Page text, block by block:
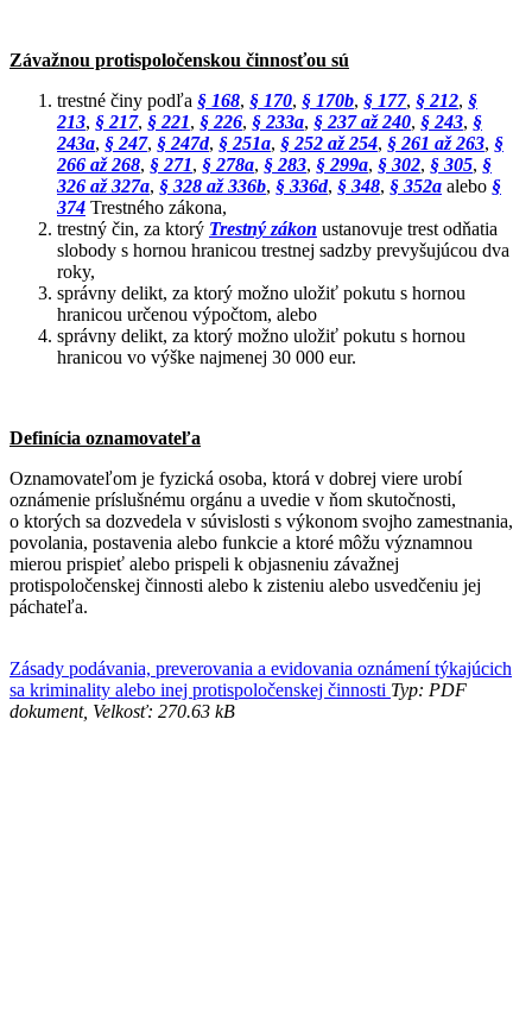
Závažnou protispoločenskou činnosťou sú
trestné činy podľa § 168, § 170, § 170b, § 177, § 212, §
213, § 217, § 221, § 226, § 233a, § 237 až 240, § 243, §
243a, § 247, § 247d, § 251a, § 252 až 254, § 261 až 263, §
266 až 268, § 271, § 278a, § 283, § 299a, § 302, § 305, §
326 až 327a, § 328 až 336b, § 336d, § 348, § 352a alebo §
374 Trestného zákona,
trestný čin, za ktorý Trestný zákon ustanovuje trest odňatia
slobody s hornou hranicou trestnej sadzby prevyšujúcou dva
roky,
správny delikt, za ktorý možno uložiť pokutu s hornou
hranicou určenou výpočtom, alebo
správny delikt, za ktorý možno uložiť pokutu s hornou
hranicou vo výške najmenej 30 000 eur.
Definícia oznamovateľa
Oznamovateľom je fyzická osoba, ktorá v dobrej viere urobí
oznámenie príslušnému orgánu a uvedie v ňom skutočnosti,
o ktorých sa dozvedela v súvislosti s výkonom svojho zamestnania,
povolania, postavenia alebo funkcie a ktoré môžu významnou
mierou prispieť alebo prispeli k objasneniu závažnej
protispoločenskej činnosti alebo k zisteniu alebo usvedčeniu jej
páchateľa.
Zásady podávania, preverovania a evidovania oznámení týkajúcich
sa kriminality alebo inej protispoločenskej činnosti Typ: PDF
dokument, Velkosť: 270.63 kB